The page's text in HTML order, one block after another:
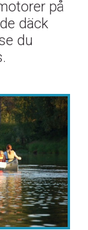
på
däck
du